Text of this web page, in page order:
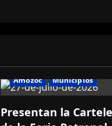
Amozoc Municipios
Presentan la